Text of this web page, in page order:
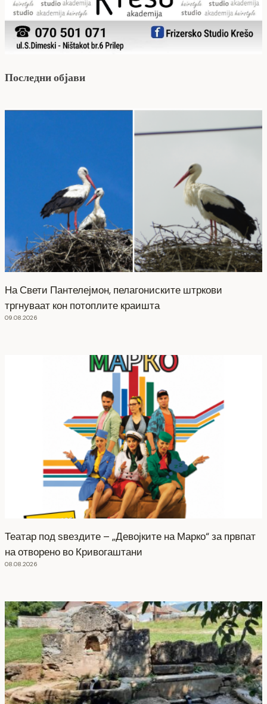
Последни објави
На Свети Пантелејмон, пелагониските штркови
тргнуваат кон потоплите краишта
09.08.2026
Театар под ѕвездите – „Девојките на Марко“ за првпат
на отворено во Кривогаштани
08.08.2026